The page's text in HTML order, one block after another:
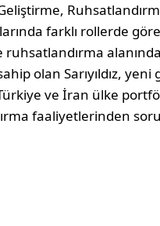
farklı rollerde
alanında
olan Sarıyıldız, yeni
ve İran ülke
faaliyetlerinden